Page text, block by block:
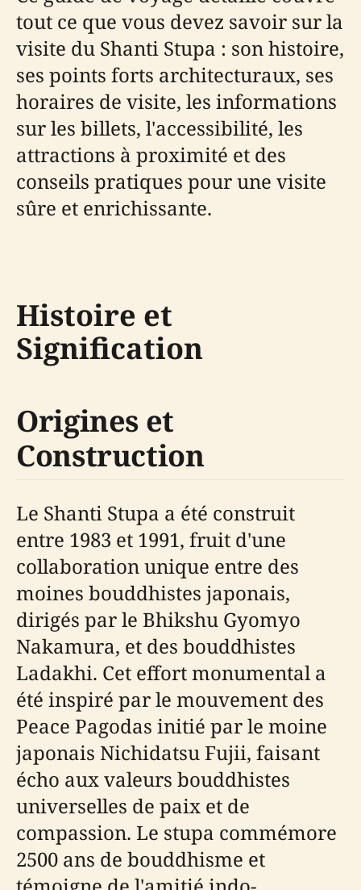
tout ce que vous devez savoir sur la
visite du Shanti Stupa : son histoire,
ses points forts architecturaux, ses
horaires de visite, les informations
sur les billets, l'accessibilité, les
attractions à proximité et des
conseils pratiques pour une visite
sûre et enrichissante.
Histoire et
Signification
Origines et
Construction
Le Shanti Stupa a été construit
entre 1983 et 1991, fruit d'une
collaboration unique entre des
moines bouddhistes japonais,
dirigés par le Bhikshu Gyomyo
Nakamura, et des bouddhistes
Ladakhi. Cet effort monumental a
été inspiré par le mouvement des
Peace Pagodas initié par le moine
japonais Nichidatsu Fujii, faisant
écho aux valeurs bouddhistes
universelles de paix et de
compassion. Le stupa commémore
2500 ans de bouddhisme et